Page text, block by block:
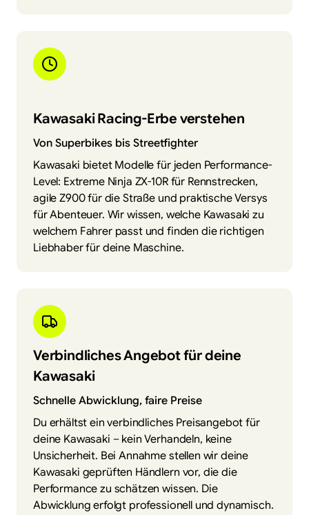
Kawasaki Racing-Erbe verstehen
Von Superbikes bis Streetfighter
Kawasaki bietet Modelle für jeden Performance-
Level: Extreme Ninja ZX-10R für Rennstrecken,
agile Z900 für die Straße und praktische Versys
für Abenteuer. Wir wissen, welche Kawasaki zu
welchem Fahrer passt und finden die richtigen
Liebhaber für deine Maschine.
Verbindliches Angebot für deine
Kawasaki
Schnelle Abwicklung, faire Preise
Du erhältst ein verbindliches Preisangebot für
deine Kawasaki – kein Verhandeln, keine
Unsicherheit. Bei Annahme stellen wir deine
Kawasaki geprüften Händlern vor, die die
Performance zu schätzen wissen. Die
Abwicklung erfolgt professionell und dynamisch.